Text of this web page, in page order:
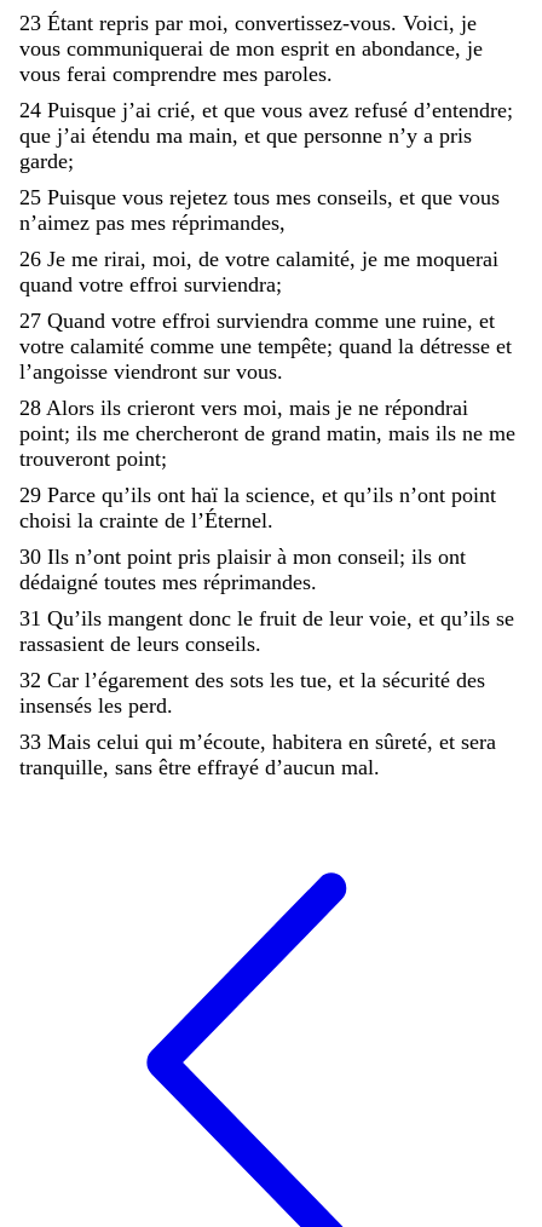
23 Étant repris par moi, convertissez-vous. Voici, je
vous communiquerai de mon esprit en abondance, je
vous ferai comprendre mes paroles.
24 Puisque j’ai crié, et que vous avez refusé d’entendre;
que j’ai étendu ma main, et que personne n’y a pris
garde;
25 Puisque vous rejetez tous mes conseils, et que vous
n’aimez pas mes réprimandes,
26 Je me rirai, moi, de votre calamité, je me moquerai
quand votre effroi surviendra;
27 Quand votre effroi surviendra comme une ruine, et
votre calamité comme une tempête; quand la détresse et
l’angoisse viendront sur vous.
28 Alors ils crieront vers moi, mais je ne répondrai
point; ils me chercheront de grand matin, mais ils ne me
trouveront point;
29 Parce qu’ils ont haï la science, et qu’ils n’ont point
choisi la crainte de l’Éternel.
30 Ils n’ont point pris plaisir à mon conseil; ils ont
dédaigné toutes mes réprimandes.
31 Qu’ils mangent donc le fruit de leur voie, et qu’ils se
rassasient de leurs conseils.
32 Car l’égarement des sots les tue, et la sécurité des
insensés les perd.
33 Mais celui qui m’écoute, habitera en sûreté, et sera
tranquille, sans être effrayé d’aucun mal.